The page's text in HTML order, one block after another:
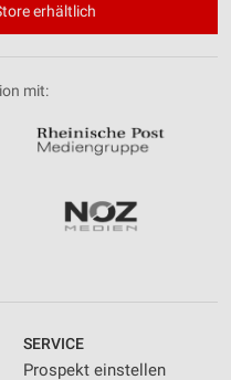
erhältlich
mit:
SERVICE
Prospekt einstellen